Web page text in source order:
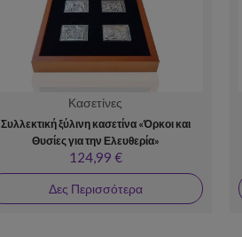
Κασετίνες
Συλλεκτική ξύλινη κασετίνα «Όρκοι και
Θυσίες για την Ελευθερία»
124,99 €
Δες Περισσότερα